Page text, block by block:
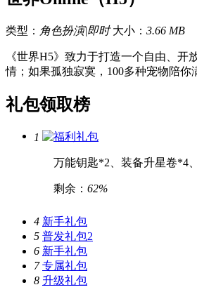
类型： 角色扮演|即时 大小： 3.66 MB
《世界H5》致力于打造一个自由、
情；如果孤独寂寞，100多种宠物陪
礼包领取榜
1 福利礼包
万能钥匙*2、装备升星卷*4
剩余： 62%
4 新手礼包
5 普发礼包2
6 新手礼包
7 专属礼包
8 升级礼包